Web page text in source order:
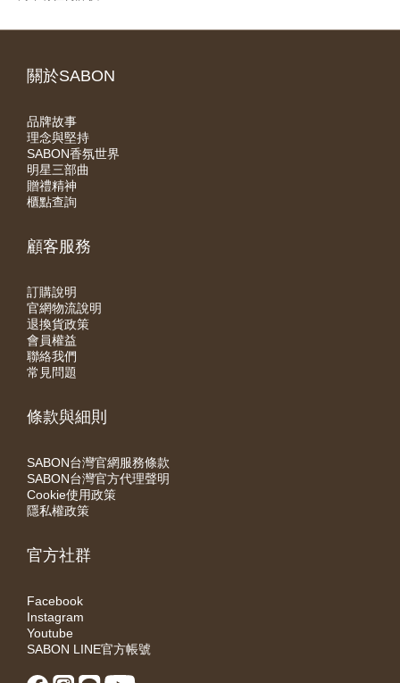
關於SABON
品牌故事
理念與堅持
SABON香氛世界
明星三部曲
贈禮精神
櫃點查詢
顧客服務
訂購說明
官網物流說明
退換貨政策
會員權益
聯絡我們
常見問題
條款與細則
SABON台灣官網服務條款
SABON台灣官方代理聲明
Cookie使用政策
隱私權政策
官方社群
Facebook
Instagram
Youtube
SABON LINE官方帳號